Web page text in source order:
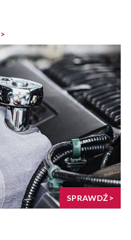
SPRAWDŹ >